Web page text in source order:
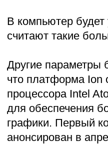
В компьютер
считают такие
Другие параметры
что платформа Ion
процессора Intel
для обеспечения
графики. Первый
анонсирован в